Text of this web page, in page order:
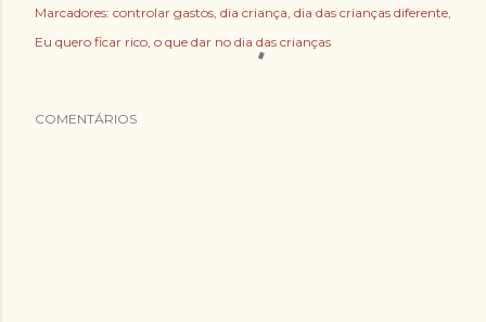
Marcadores: controlar gastos dia criança dia das crianças diferente
Eu quero ficar rico o que dar no dia das crianças
COMENTÁRIOS